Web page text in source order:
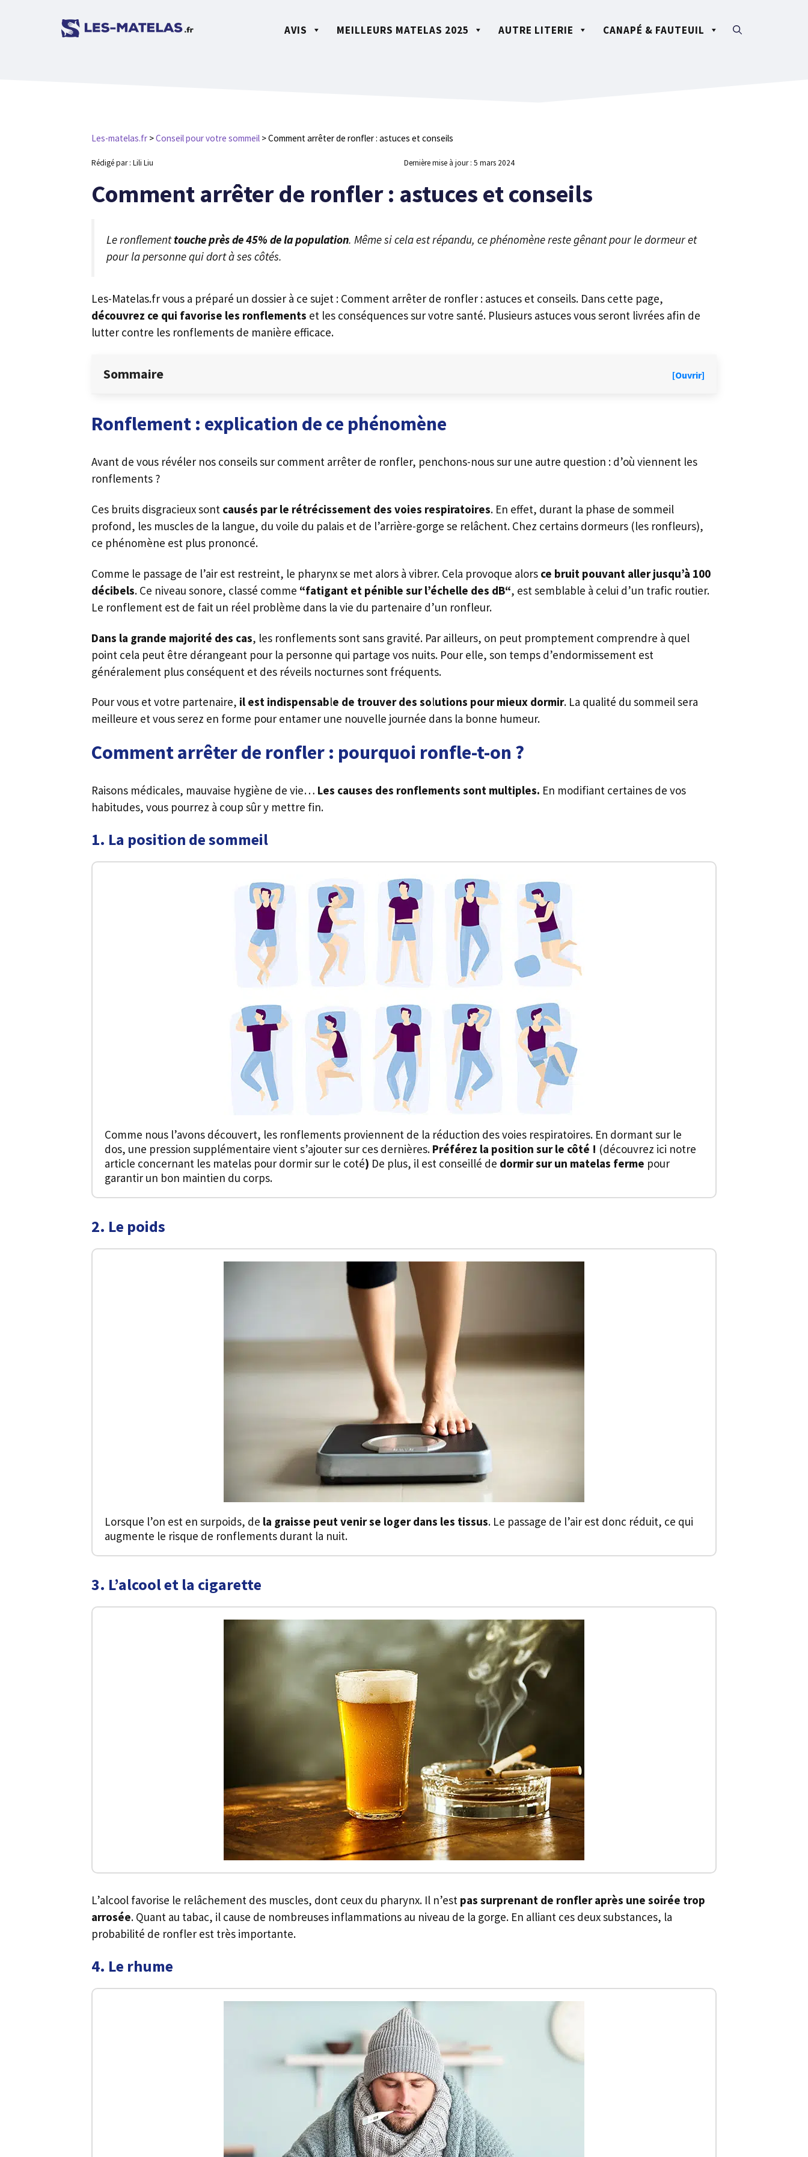
AVIS MEILLEURS MATELAS 2025 AUTRE LITERIE CANAPÉ & FAUTEUIL
Les-matelas.fr >Conseil pour votre sommeil >Comment arrêter de ronfler : astuces et conseils
Rédigé par : Lili Liu Dernière mise à jour : 5 mars 2024
Comment arrêter de ronfler : astuces et conseils
Le ronflementtouche près de 45% de la population. Même si cela est répandu, ce phénomène reste gênant pour le dormeur et
pour la personne qui dort à ses côtés.
Les-Matelas.fr vous a préparé un dossier à ce sujet : Comment arrêter de ronfler : astuces et conseils. Dans cette page,
découvrez ce qui favorise les ronflements et les conséquences sur votre santé. Plusieurs astuces vous seront livrées afin de
lutter contre les ronflements de manière efficace.
Sommaire [Ouvrir]
Ronflement : explication de ce phénomène
Avant de vous révéler nos conseils sur comment arrêter de ronfler, penchons-nous sur une autre question : d’où viennent les
ronflements ?
Ces bruits disgracieux sont causés par le rétrécissement des voies respiratoires. En effet, durant la phase de sommeil
profond, les muscles de la langue, du voile du palais et de l’arrière-gorge se relâchent. Chez certains dormeurs (les ronfleurs),
ce phénomène est plus prononcé.
Comme le passage de l’air est restreint, le pharynx se met alors à vibrer. Cela provoque alors ce bruit pouvant aller jusqu’à 100
décibels. Ce niveau sonore, classé comme “fatigant et pénible sur l’échelle des dB“, est semblable à celui d’un trafic routier.
Le ronflement est de fait un réel problème dans la vie du partenaire d’un ronfleur.
Dans la grande majorité des cas, les ronflements sont sans gravité. Par ailleurs, on peut promptement comprendre à quel
point cela peut être dérangeant pour la personne qui partage vos nuits. Pour elle, son temps d’endormissement est
généralement plus conséquent et des réveils nocturnes sont fréquents.
Pour vous et votre partenaire, il est indispensable de trouver des solutions pour mieux dormir. La qualité du sommeil sera
meilleure et vous serez en forme pour entamer une nouvelle journée dans la bonne humeur.
Comment arrêter de ronfler : pourquoi ronfle-t-on ?
Raisons médicales, mauvaise hygiène de vie… Les causes des ronflements sont multiples. En modifiant certaines de vos
habitudes, vous pourrez à coup sûr y mettre fin.
1. La position de sommeil
Comme nous l’avons découvert, les ronflements proviennent de la réduction des voies respiratoires. En dormant sur le
dos, une pression supplémentaire vient s’ajouter sur ces dernières. Préférez la position sur le côté ! (découvrez ici notre
article concernant les matelas pour dormir sur le coté) De plus, il est conseillé de dormir sur un matelas ferme pour
garantir un bon maintien du corps.
2. Le poids
Lorsque l’on est en surpoids, de la graisse peut venir se loger dans les tissus. Le passage de l’air est donc réduit, ce qui
augmente le risque de ronflements durant la nuit.
3. L’alcool et la cigarette
L’alcool favorise le relâchement des muscles, dont ceux du pharynx. Il n’est pas surprenant de ronfler après une soirée trop
arrosée. Quant au tabac, il cause de nombreuses inflammations au niveau de la gorge. En alliant ces deux substances, la
probabilité de ronfler est très importante.
4. Le rhume